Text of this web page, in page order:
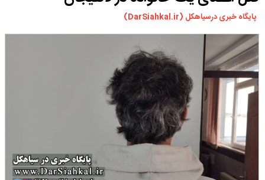
ورزشی
چندرسانه ای
مسیر گردشگری دیلمان
درباره ما
پایگاه خبری درسیاهکل (DarSiahkal.ir)